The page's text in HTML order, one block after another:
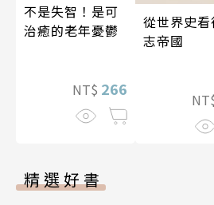
不是失智！是可
治癒的老年憂鬱
NT$ 266
從世界史看
志帝國
精選好書